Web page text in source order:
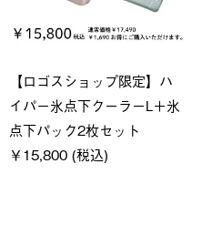
【ロゴスショップ限定】ハ
イパー氷点下クーラーL＋氷
点下パック2枚セット
￥15,800 (税込)